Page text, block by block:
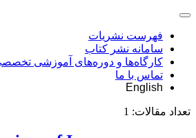
فهرست نشریات
سامانه نشر کتاب
کارگاه‌ها و دوره‌های آموزشی
تماس با ما
English
تعداد مقالات: 1